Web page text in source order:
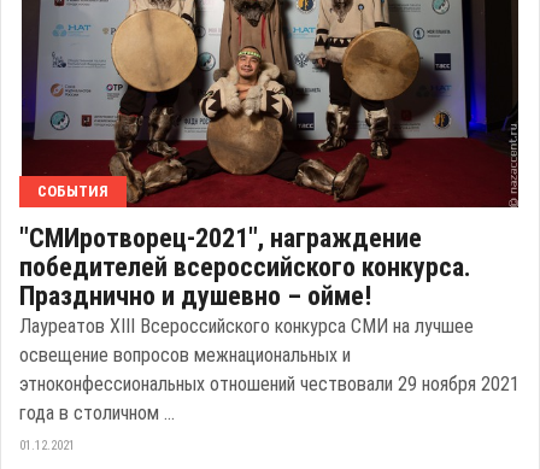
СОБЫТИЯ
"СМИротворец-2021", награждение
победителей всероссийского конкурса.
Празднично и душевно – ойме!
Лауреатов ХIII Всероссийского конкурса СМИ на лучшее
освещение вопросов межнациональных и
этноконфессиональных отношений чествовали 29 ноября 2021
года в столичном ...
01.12.2021